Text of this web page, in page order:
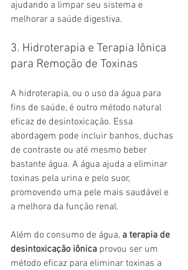
ajudando a limpar seu sistema e
melhorar a saúde digestiva.
3. Hidroterapia e Terapia Iônica
para Remoção de Toxinas
A hidroterapia, ou o uso da água para
fins de saúde, é outro método natural
eficaz de desintoxicação. Essa
abordagem pode incluir banhos, duchas
de contraste ou até mesmo beber
bastante água. A água ajuda a eliminar
toxinas pela urina e pelo suor,
promovendo uma pele mais saudável e
a melhora da função renal.
Além do consumo de água, a terapia de
desintoxicação iônica provou ser um
método eficaz para eliminar toxinas a